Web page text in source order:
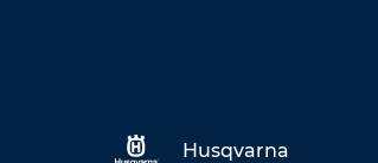
Husqvarna